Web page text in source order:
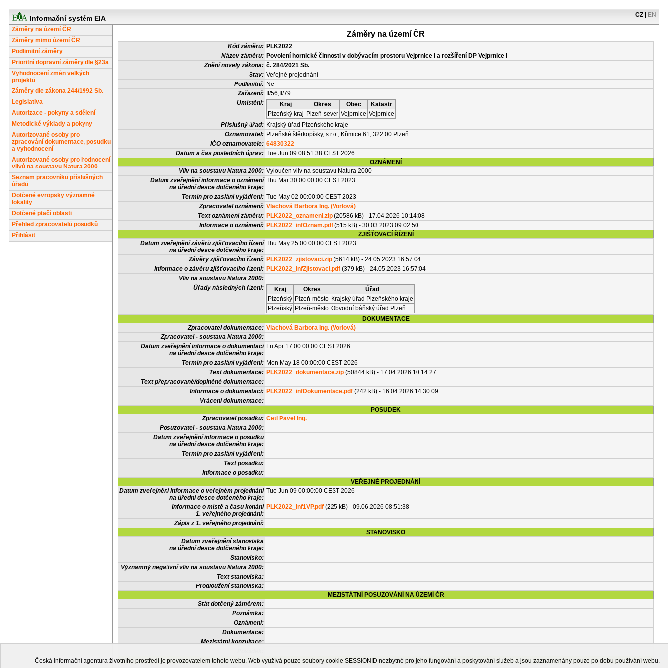
Informační systém EIA CZ EN
Záměry na území ČR
Záměry mimo území ČR
Podlimitní záměry
Prioritní dopravní záměry dle §23a
Vyhodnocení změn velkých
projektů
Záměry dle zákona 244/1992 Sb.
Legislativa
Autorizace - pokyny a sdělení
Metodické výklady a pokyny
Autorizované osoby pro
zpracování dokumentace, posudku
a vyhodnocení
Autorizované osoby pro hodnocení
vlivů na soustavu Natura 2000
Seznam pracovníků příslušných
úřadů
Dotčené evropsky významné
lokality
Dotčené ptačí oblasti
Přehled zpracovatelů posudků
Přihlásit
Záměry na území ČR
Kód záměru: PLK2022
Název záměru: Povolení hornické činnosti v dobývacím prostoru Vejprnice I a rozšíření DP Vejprnice I
Znění novely zákona: č. 284/2021 Sb.
Stav: Veřejné projednání
Podlimitní: Ne
Zařazení:
II/56;II/79
Umístění:
Kraj Okres Obec
Katastr
Plzeňský kraj Plzeň-sever Vejprnice Vejprnice
Příslušný úřad: Krajský úřad Plzeňského kraje
Oznamovatel: Plzeňské štěrkopísky, s.r.o., Křimice 61, 322 00 Plzeň
IČO oznamovatele: 64830322
Datum a čas posledních úprav: Tue Jun 09 08:51:38 CEST 2026
OZNÁMENÍ
Vliv na soustavu Natura 2000: Vyloučen vliv na soustavu Natura 2000
Datum zveřejnění informace o oznámení
na úřední desce dotčeného kraje:
Thu Mar 30 00:00:00 CEST 2023
Termín pro zaslání vyjádření: Tue May 02 00:00:00 CEST 2023
Zpracovatel oznámení: Vlachová Barbora Ing. (Vorlová)
Text oznámení záměru: PLK2022_oznameni.zip (20586 kB) - 17.04.2026 10:14:08
Informace o oznámení: PLK2022_infOznam.pdf (515 kB) - 30.03.2023 09:02:50
ZJIŠŤOVACÍ ŘÍZENÍ
Datum zveřejnění závěrů zjišťovacího řízení
na úřední desce dotčeného kraje:
Thu May 25 00:00:00 CEST 2023
Závěry zjišťovacího řízení: PLK2022_zjistovaci.zip (5614 kB) - 24.05.2023 16:57:04
Informace o závěru zjišťovacího řízení: PLK2022_infZjistovaci.pdf (379 kB) - 24.05.2023 16:57:04
Vliv na soustavu Natura 2000:
Úřady následných řízení:
Kraj Okres
Úřad
Plzeňský Plzeň-město Krajský úřad Plzeňského kraje
Plzeňský Plzeň-město Obvodní báňský úřad Plzeň
DOKUMENTACE
Zpracovatel dokumentace: Vlachová Barbora Ing. (Vorlová)
Zpracovatel - soustava Natura 2000:
Datum zveřejnění informace o dokumentaci
na úřední desce dotčeného kraje:
Fri Apr 17 00:00:00 CEST 2026
Termín pro zaslání vyjádření: Mon May 18 00:00:00 CEST 2026
Text dokumentace: PLK2022_dokumentace.zip (50844 kB) - 17.04.2026 10:14:27
Text přepracované/doplněné dokumentace:
Informace o dokumentaci: PLK2022_infDokumentace.pdf (242 kB) - 16.04.2026 14:30:09
Vrácení dokumentace:
POSUDEK
Zpracovatel posudku: Cetl Pavel Ing.
Posuzovatel - soustava Natura 2000:
Datum zveřejnění informace o posudku
na úřední desce dotčeného kraje:
Termín pro zaslání vyjádření:
Text posudku:
Informace o posudku:
VEŘEJNÉ PROJEDNÁNÍ
Datum zveřejnění informace o veřejném projednání
na úřední desce dotčeného kraje:
Tue Jun 09 00:00:00 CEST 2026
Informace o místě a času konání
1. veřejného projednání:
PLK2022_inf1VP.pdf (225 kB) - 09.06.2026 08:51:38
Zápis z 1. veřejného projednání:
STANOVISKO
Datum zveřejnění stanoviska
na úřední desce dotčeného kraje:
Stanovisko:
Významný negativní vliv na soustavu Natura 2000:
Text stanoviska:
Prodloužení stanoviska:
MEZISTÁTNÍ POSUZOVÁNÍ NA ÚZEMÍ ČR
Stát dotčený záměrem:
Poznámka:
Oznámení:
Dokumentace:
Mezistátní konzultace:
OSTATNÍ INFORMACE
Česká informační agentura životního prostředí je provozovatelem tohoto webu. Web využívá pouze soubory cookie SESSIONID nezbytné pro jeho fungování a poskytování služeb a jsou zaznamenány pouze po dobu používání webu.